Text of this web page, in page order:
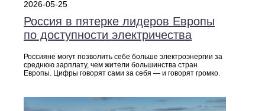
2026-05-25
Россия в пятерке лидеров Европы
по доступности электричества
Россияне могут позволить себе больше электроэнергии за
среднюю зарплату, чем жители большинства стран
Европы. Цифры говорят сами за себя — и говорят громко.